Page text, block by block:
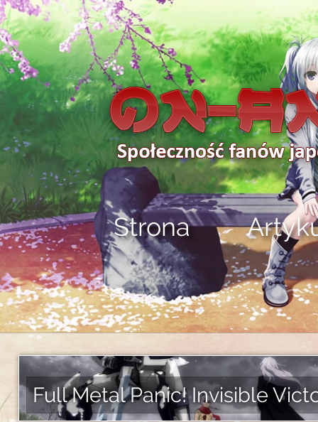
Strona
Full Metal Panic! Invisible